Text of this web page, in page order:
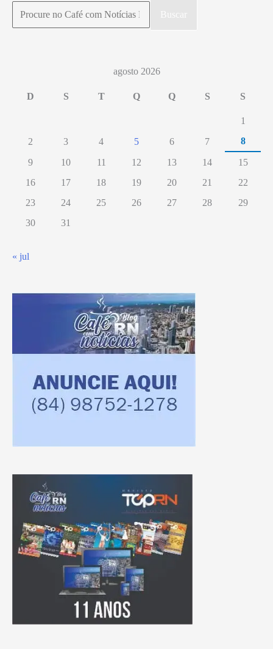
salarial
Buscar
agosto 2026
D S T Q Q S S
1
2
3 4 5 6 7 8
9 10 11 12 13 14
15
16
17 18 19 20 21
22
23
24 25 26 27 28
29
30
31
« jul